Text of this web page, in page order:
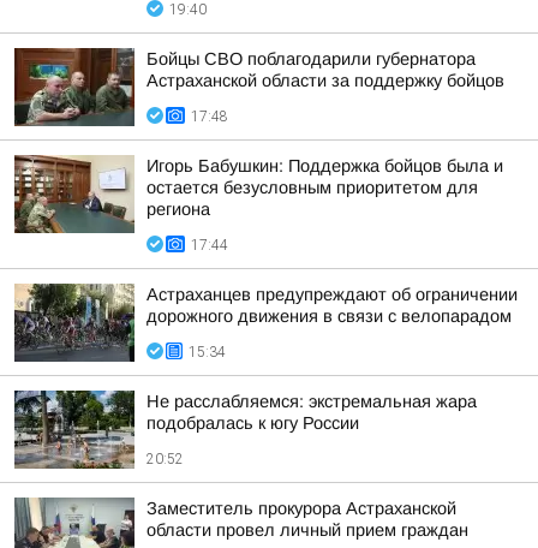
19:40
Бойцы СВО поблагодарили губернатора
Астраханской области за поддержку бойцов
17:48
Игорь Бабушкин: Поддержка бойцов была и
остается безусловным приоритетом для
региона
17:44
Астраханцев предупреждают об ограничении
дорожного движения в связи с велопарадом
15:34
Не расслабляемся: экстремальная жара
подобралась к югу России
20:52
Заместитель прокурора Астраханской
области провел личный прием граждан